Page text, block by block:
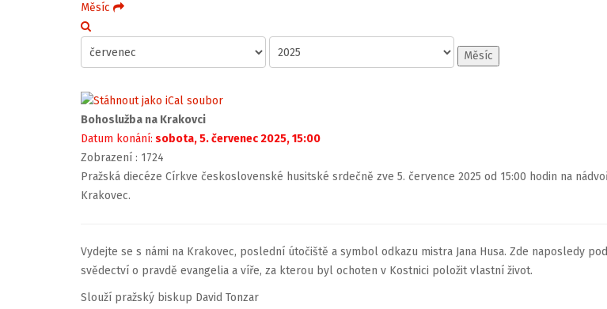
Měsíc
Měsíc
Bohoslužba na Krakovci
Datum konání: sobota, 5. červenec 2025, 15:00
Zobrazení : 1724
Pražská diecéze Církve československé husitské srdečně zve 5. července 2025 od 15:00 hodin na
Krakovec.
Vydejte se s námi na Krakovec, poslední útočiště a symbol odkazu mistra Jana Husa. Zde naposledy
svědectví o pravdě evangelia a víře, za kterou byl ochoten v Kostnici položit vlastní život.
Slouží pražský biskup David Tonzar